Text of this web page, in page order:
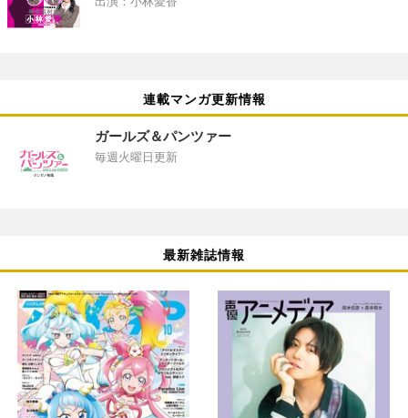
連載マンガ更新情報
ガールズ＆パンツァー
毎週火曜日更新
最新雑誌情報